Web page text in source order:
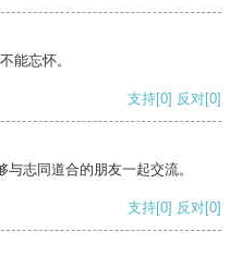
能忘怀。
支持[0] 反对[0]
志同道合的朋友一起交流。
支持[0] 反对[0]